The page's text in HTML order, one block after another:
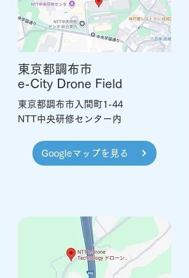
東京都調布市
e-City Drone Field
東京都調布市入間町1-44
NTT中央研修センター内
Googleマップを見る